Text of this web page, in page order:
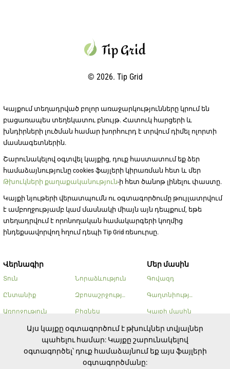
© 2026. Tip Grid
Վերնագիր
Տուն
Ընտանիք
Առողջություն
Գեղեցկություն
Խոհարարություն
Նորաձևություն
Զբոսաշրջություն
Բիզնես
Այլ
Մեր մասին
Գովազդ
Գաղտնիության
Կայքի մասին
Կոնտակտներ
Կայքում տեղադրված բոլոր առաջարկությունները կրում են
բացառապես տեղեկատու բնույթ. Հատուկ հարցերի և
խնդիրների լուծման համար խորհուրդ է տրվում դիմել ոլորտի
մասնագետներին.
Շարունակելով օգտվել կայքից, դուք հաստատում եք ձեր
համաձայնությունը cookies ֆայլերի կիրառման հետ և մեր
Թխուկների քաղաքականություն-ի հետ ծանոթ լինելու փաստը.
Կայքի նյութերի վերատպումն ու օգտագործումը թույլատրվում
է ամբողջությամբ կամ մասնակի միայն այն դեպքում, եթե
տեղադրվում է որոնողական համակարգերի կողմից
ինդեքսավորվող հղում դեպի Tip Grid ռեսուրսը.
Այս կայքը օգտագործում է թխուկներ տվյալներ
պահելու համար: Կայքը շարունակելով
օգտագործել՝ դուք համաձայնում եք այս ֆայլերի
օգտագործմանը: